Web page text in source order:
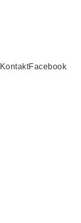
KontaktFacebook